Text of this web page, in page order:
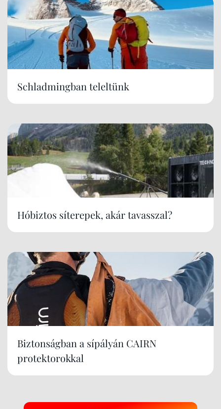
Schladmingban teleltünk
Hóbiztos síterepek, akár tavasszal?
Biztonságban a sípályán CAIRN
protektorokkal